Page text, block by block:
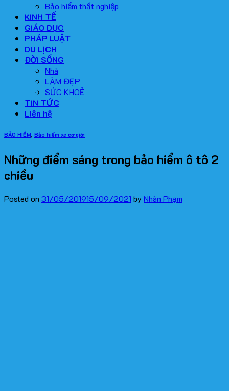
Bảo hiểm thất nghiệp
KINH TẾ
GIÁO DỤC
PHÁP LUẬT
DU LỊCH
ĐỜI SỐNG
Nhà
LÀM ĐẸP
SỨC KHOẺ
TIN TỨC
Liên hệ
BẢO HIỂM, Bảo hiểm xe cơ giới
Những điểm sáng trong bảo hiểm ô tô 2
chiều
Posted on 31/05/201915/09/2021 byNhàn Phạm